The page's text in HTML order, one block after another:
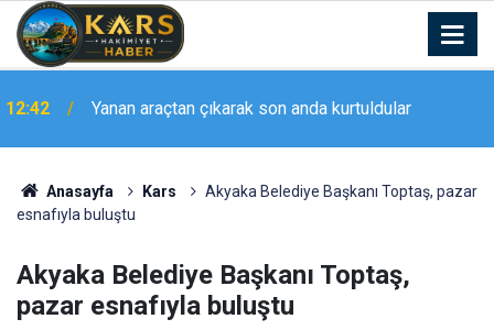
12:38 Bıçaklı kavga: 1’i ağır, 2 yaralı
Anasayfa Kars
Akyaka Belediye Başkanı Toptaş, pazar
esnafıyla buluştu
Akyaka Belediye Başkanı Toptaş,
pazar esnafıyla buluştu